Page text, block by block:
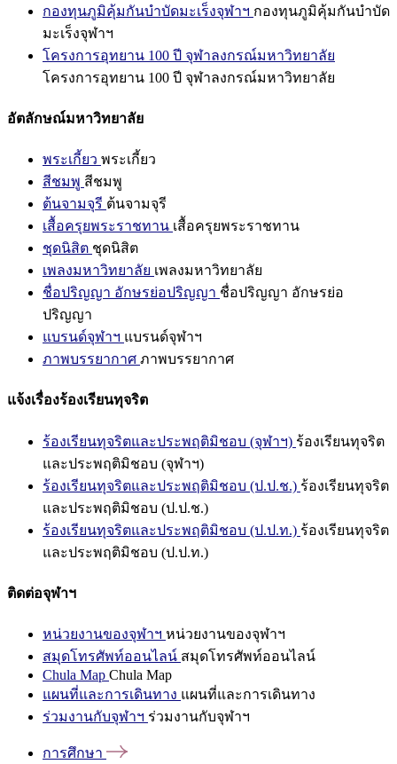
กองทุนภูมิคุ้มกันบำบัดมะเร็งจุฬาฯ กองทุนภูมิคุ้มกันบำบัด
มะเร็งจุฬาฯ
โครงการอุทยาน 100 ปี จุฬาลงกรณ์มหาวิทยาลัย
โครงการอุทยาน 100 ปี จุฬาลงกรณ์มหาวิทยาลัย
อัตลักษณ์มหาวิทยาลัย
พระเกี้ยว พระเกี้ยว
สีชมพู สีชมพู
ต้นจามจุรี ต้นจามจุรี
เสื้อครุยพระราชทาน เสื้อครุยพระราชทาน
ชุดนิสิต ชุดนิสิต
เพลงมหาวิทยาลัย เพลงมหาวิทยาลัย
ชื่อปริญญา อักษรย่อปริญญา ชื่อปริญญา อักษรย่อ
ปริญญา
แบรนด์จุฬาฯ แบรนด์จุฬาฯ
ภาพบรรยากาศ ภาพบรรยากาศ
แจ้งเรื่องร้องเรียนทุจริต
ร้องเรียนทุจริตและประพฤติมิชอบ (จุฬาฯ) ร้องเรียนทุจริต
และประพฤติมิชอบ (จุฬาฯ)
ร้องเรียนทุจริตและประพฤติมิชอบ (ป.ป.ช.) ร้องเรียนทุจริต
และประพฤติมิชอบ (ป.ป.ช.)
ร้องเรียนทุจริตและประพฤติมิชอบ (ป.ป.ท.) ร้องเรียนทุจริต
และประพฤติมิชอบ (ป.ป.ท.)
ติดต่อจุฬาฯ
หน่วยงานของจุฬาฯ หน่วยงานของจุฬาฯ
สมุดโทรศัพท์ออนไลน์ สมุดโทรศัพท์ออนไลน์
Chula Map Chula Map
แผนที่และการเดินทาง แผนที่และการเดินทาง
ร่วมงานกับจุฬาฯ ร่วมงานกับจุฬาฯ
การศึกษา